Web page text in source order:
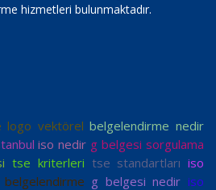
hizmetleri bulunmaktadır.
logo vektörel belgelendirme nedir
iso nedir g belgesi sorgulama
tse kriterleri tse standartları iso
g belgesi nedir iso